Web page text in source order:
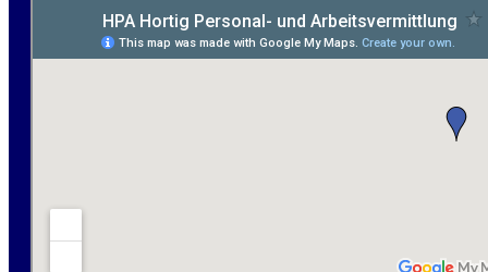
Maurer / Putzer (m/w/d) Bitterfeld-Wolfen gesucht -
ab 3.500 € (keine Montage)
Elektromeister / -techniker (m/w/d) Kalkulation /